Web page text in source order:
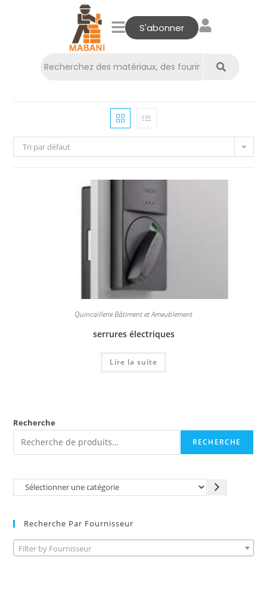
S'abonner
Tri par défaut
Quincaillerie Bâtiment et Ameublement
serrures électriques
Lire la suite
Recherche
RECHERCHE
Recherche Par Fournisseur
Filter by Fournisseur